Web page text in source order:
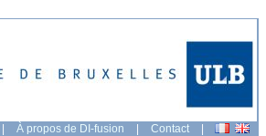
| À propos de DI-fusion | Contact |